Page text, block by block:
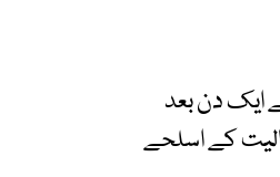
ایک دن بعد
کو 11 ارب ڈالر سے زائد مالیت کے اسلحے